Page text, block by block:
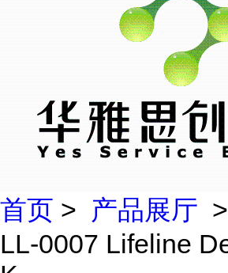
首页 > 产品展厅 >
LL-0007 Lifeline